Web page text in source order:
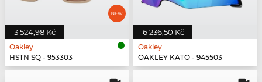
3 524,98 Kč
Oakley
HSTN SQ - 953303
6 236,50 Kč
Oakley
OAKLEY KATO - 945503